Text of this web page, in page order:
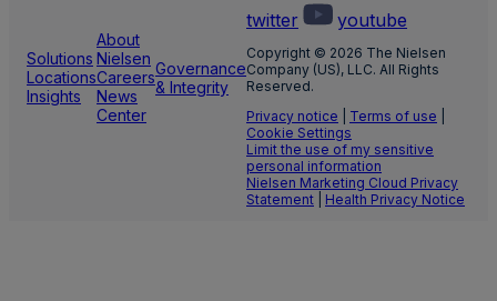
Solutions
Locations
Insights
About
Nielsen
Careers
News
Center
Governance
& Integrity
twitter
youtube
Copyright © 2026 The Nielsen
Company (US), LLC. All Rights
Reserved.
Privacy notice
Terms of use
Cookie Settings
Limit the use of my sensitive
personal information
Nielsen Marketing Cloud Privacy
Statement
Health Privacy Notice